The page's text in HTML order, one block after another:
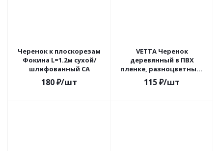
Черенок к плоскорезам
Фокина L=1.2м сухой/
шлифованный СА
180₽/шт
VETTA Черенок
деревянный в ПВХ
пленке, разноцветный,
120см, d2,2см, 4 цвета,
евро резьба
115₽/шт